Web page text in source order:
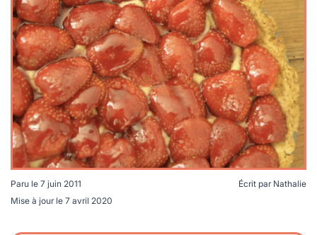
Paru le 7 juin 2011
Mise à jour le 7 avril 2020
Écrit par Nathalie